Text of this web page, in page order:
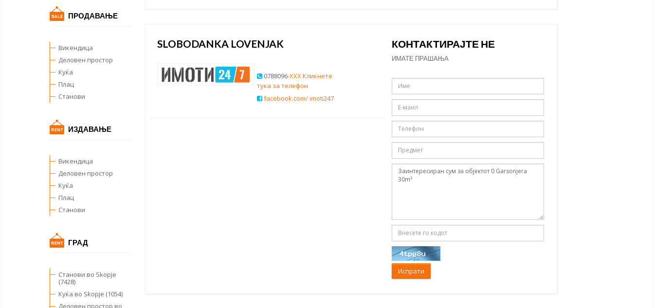
ПРОДАВАЊЕ
Викендица
Деловен простор
Куќа
Плац
Станови
ИЗДАВАЊЕ
Викендица
Деловен простор
Куќа
Плац
Станови
ГРАД
Станови во Skopje
(7428)
Куќа во Skopje (1054)
Деловен простор во
SLOBODANKA LOVENJAK
0788096-XXX Кликнете
тука за телефон
facebook.com/ imoti247
КОНТАКТИРАЈТЕ НЕ
ИМАТЕ ПРАШАЊА
Испрати